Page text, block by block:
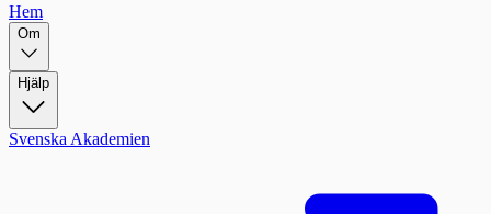
Hem
Om
Hjälp
Svenska Akademien